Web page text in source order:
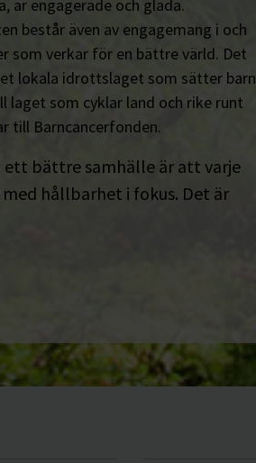
är engagerade och glada.
består även av engagemang i och
som verkar för en bättre värld. Det
lokala idrottslaget som sätter barn
laget som cyklar land och rike runt
till Barncancerfonden.
bättre samhälle är att varje
hållbarhet i fokus. Det är